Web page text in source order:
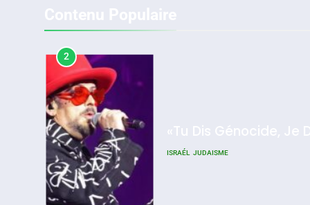
2025, L’année La Plus
Meurtrière Selon Le
D’ADL Contre
3